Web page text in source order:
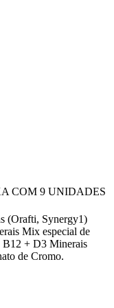
COM 9 UNIDADES
(Orafti, Synergy1)
Mix especial de
+ D3 Minerais
de Cromo.